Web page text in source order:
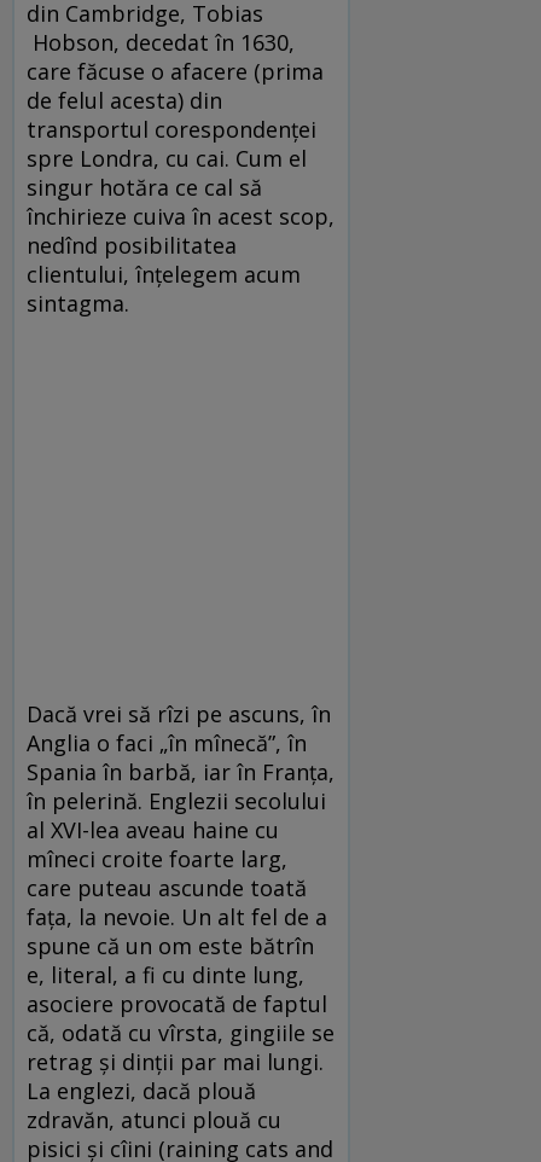
din Cambridge, Tobias
Hobson, decedat în 1630,
care făcuse o afacere (prima
de felul acesta) din
transportul corespondenței
spre Londra, cu cai. Cum el
singur hotăra ce cal să
închirieze cuiva în acest scop,
nedînd posibilitatea
clientului, înțelegem acum
sintagma.
Dacă vrei să rîzi pe ascuns, în
Anglia o faci „în mînecă”, în
Spania în barbă, iar în Franța,
în pelerină. Englezii secolului
al XVI-lea aveau haine cu
mîneci croite foarte larg,
care puteau ascunde toată
fața, la nevoie. Un alt fel de a
spune că un om este bătrîn
e, literal, a fi cu dinte lung,
asociere provocată de faptul
că, odată cu vîrsta, gingiile se
retrag și dinții par mai lungi.
La englezi, dacă plouă
zdravăn, atunci plouă cu
pisici și cîini (raining cats and